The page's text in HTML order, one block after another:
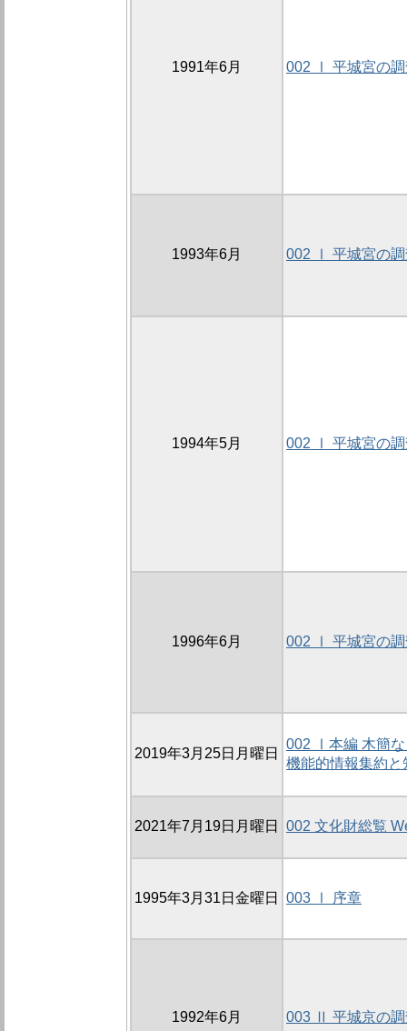
1991年6月 002 Ⅰ 平城宮の
1993年6月 002 Ⅰ 平城宮の
1994年5月 002 Ⅰ 平城宮の
1996年6月 002 Ⅰ 平城宮の
2019年3月25日月曜日
002 Ⅰ本編 木簡な
機能的情報集約と
2021年7月19日月曜日 002 文化財総覧
1995年3月31日金曜日 003 Ⅰ 序章
1992年6月 003 Ⅱ 平城京の